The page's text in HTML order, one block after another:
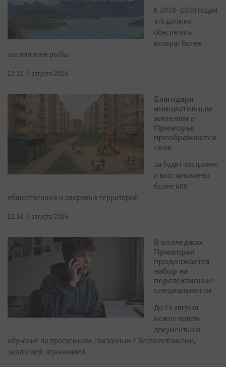
К 2028–2030 годам
это должно
обеспечить
возврат более
тысячи тонн рыбы
23:32, 6 августа 2026
Благодаря
инициативным
жителям в
Приморье
преображаются
села
За будет построено
и восстановлено
более 600
общественных и дворовых территорий
22:34, 6 августа 2026
В колледжах
Приморья
продолжается
набор на
перспективные
специальности
До 15 августа
можно подать
документы на
обучение по программам, связанным с беспилотниками,
экологией, агрономией